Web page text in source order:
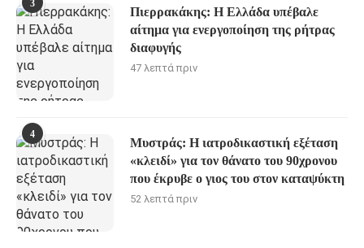
3
Πιερρακάκης: Η Ελλάδα υπέβαλε
αίτημα για ενεργοποίηση της ρήτρας
διαφυγής
47 λεπτά πριν
4
Μυστράς: Η ιατροδικαστική εξέταση
«κλειδί» για τον θάνατο του 90χρονου
που έκρυβε ο γιος του στον καταψύκτη
52 λεπτά πριν